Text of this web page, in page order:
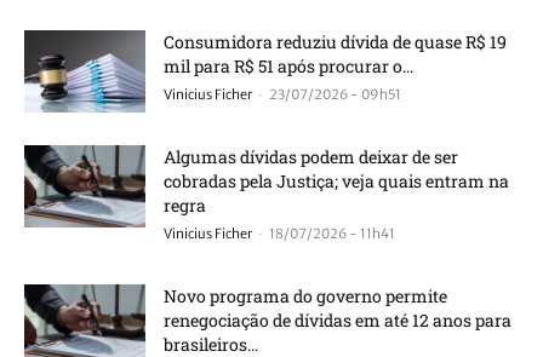
Consumidora reduziu dívida de quase R$ 19
mil para R$ 51 após procurar o...
Vinicius Ficher - 23/07/2026 - 09h51
Algumas dívidas podem deixar de ser
cobradas pela Justiça; veja quais entram na
regra
Vinicius Ficher - 18/07/2026 - 11h41
Novo programa do governo permite
renegociação de dívidas em até 12 anos para
brasileiros...